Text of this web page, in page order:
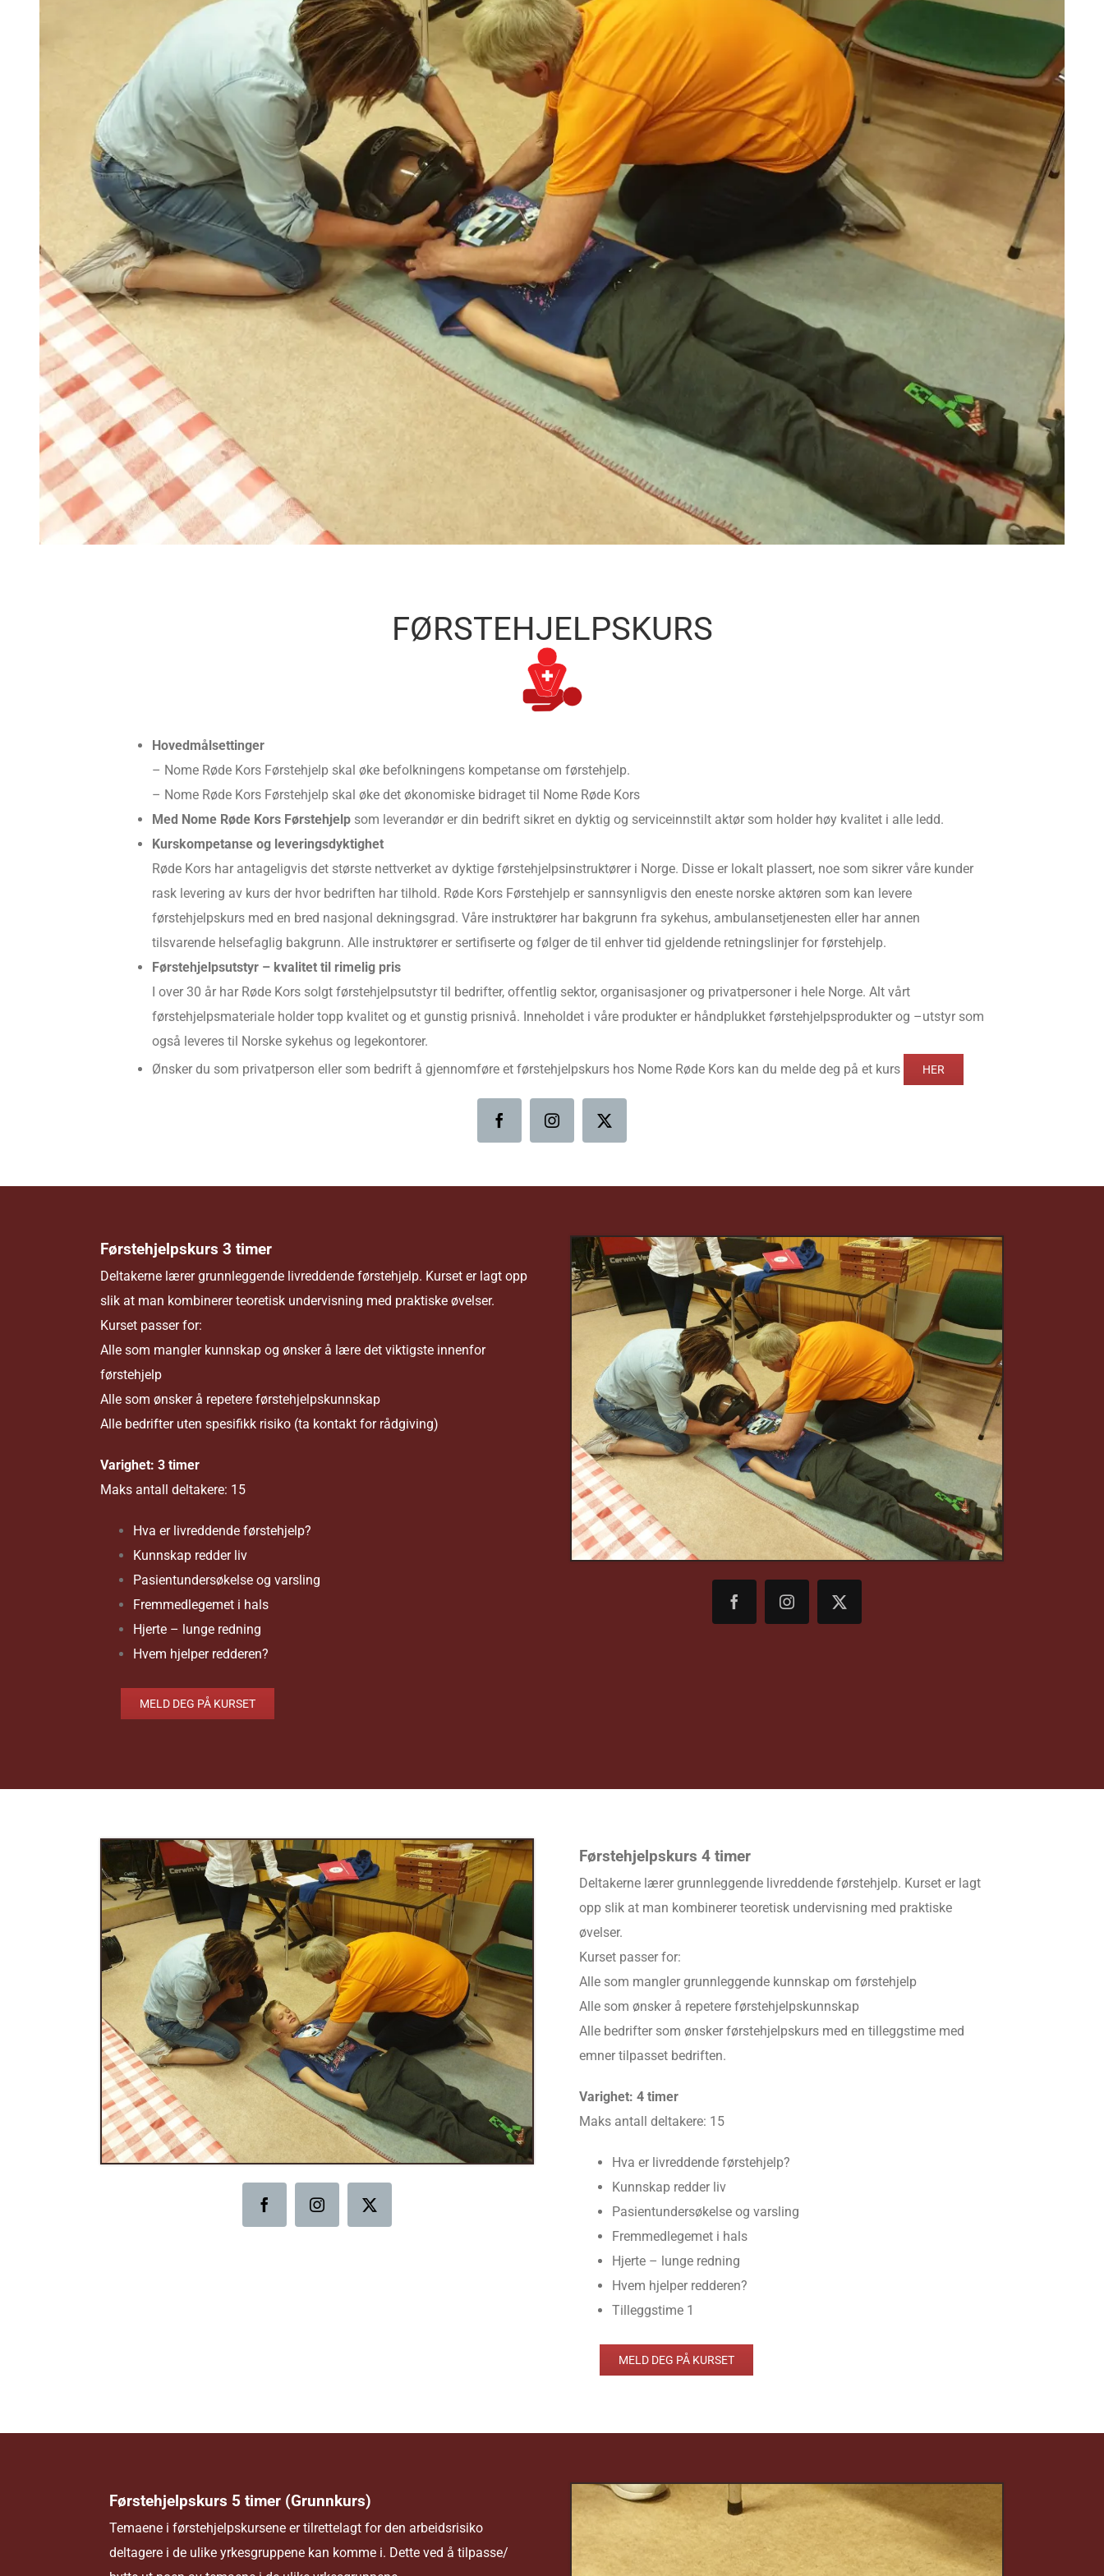
FØRSTEHJELPSKURS
Hovedmålsettinger
– Nome Røde Kors Førstehjelp skal øke befolkningens kompetanse om førstehjelp.
– Nome Røde Kors Førstehjelp skal øke det økonomiske bidraget til Nome Røde Kors
Med Nome Røde Kors Førstehjelpsom leverandør er din bedrift sikret en dyktig og serviceinnstilt aktør som holder høy kvalitet i alle ledd.
Kurskompetanse og leveringsdyktighet
Røde Kors har antageligvis det største nettverket av dyktige førstehjelpsinstruktører i Norge. Disse er lokalt plassert, noe som sikrer våre kunder
rask levering av kurs der hvor bedriften har tilhold. Røde Kors Førstehjelp er sannsynligvis den eneste norske aktøren som kan levere
førstehjelpskurs med en bred nasjonal dekningsgrad. Våre instruktører har bakgrunn fra sykehus, ambulansetjenesten eller har annen
tilsvarende helsefaglig bakgrunn. Alle instruktører er sertifiserte og følger de til enhver tid gjeldende retningslinjer for førstehjelp.
Førstehjelpsutstyr – kvalitet til rimelig pris
I over 30 år har Røde Kors solgt førstehjelpsutstyr til bedrifter, offentlig sektor, organisasjoner og privatpersoner i hele Norge. Alt vårt
førstehjelpsmateriale holder topp kvalitet og et gunstig prisnivå. Inneholdet i våre produkter er håndplukket førstehjelpsprodukter og –utstyr som
også leveres til Norske sykehus og legekontorer.
Ønsker du som privatperson eller som bedrift å gjennomføre et førstehjelpskurs hos Nome Røde Kors kan du melde deg på et kurs
HER
Førstehjelpskurs 3 timer
Deltakerne lærer grunnleggende livreddende førstehjelp. Kurset er lagt opp
slik at man kombinerer teoretisk undervisning med praktiske øvelser.
Kurset passer for:
Alle som mangler kunnskap og ønsker å lære det viktigste innenfor
førstehjelp
Alle som ønsker å repetere førstehjelpskunnskap
Alle bedrifter uten spesifikk risiko (ta kontakt for rådgiving)
Varighet: 3 timer
Maks antall deltakere: 15
Hva er livreddende førstehjelp?
Kunnskap redder liv
Pasientundersøkelse og varsling
Fremmedlegemet i hals
Hjerte – lunge redning
Hvem hjelper redderen?
MELD DEG PÅ KURSET
Førstehjelpskurs 4 timer
Deltakerne lærer grunnleggende livreddende førstehjelp. Kurset er lagt
opp slik at man kombinerer teoretisk undervisning med praktiske
øvelser.
Kurset passer for:
Alle som mangler grunnleggende kunnskap om førstehjelp
Alle som ønsker å repetere førstehjelpskunnskap
Alle bedrifter som ønsker førstehjelpskurs med en tilleggstime med
emner tilpasset bedriften.
Varighet: 4 timer
Maks antall deltakere: 15
Hva er livreddende førstehjelp?
Kunnskap redder liv
Pasientundersøkelse og varsling
Fremmedlegemet i hals
Hjerte – lunge redning
Hvem hjelper redderen?
Tilleggstime 1
MELD DEG PÅ KURSET
Førstehjelpskurs 5 timer (Grunnkurs)
Temaene i førstehjelpskursene er tilrettelagt for den arbeidsrisiko
deltagere i de ulike yrkesgruppene kan komme i. Dette ved å tilpasse/